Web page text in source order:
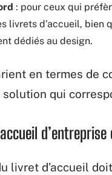
: pour ceux qui
livrets d’accueil, bien
dédiés au design.
en termes de
qui
livret d’accueil